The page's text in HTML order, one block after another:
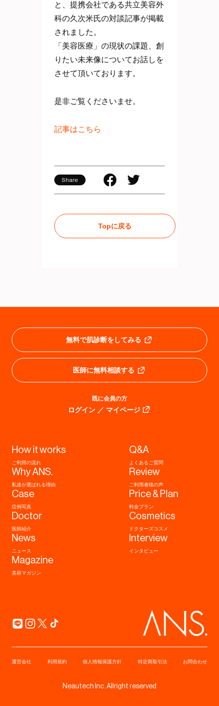
と、提携会社である共立美容外
科の久次米氏の対談記事が掲載
されました。
「美容医療」の現状の課題、創
りたい未来像についてお話しを
させて頂いております。
是非ご覧くださいませ。
記事はこちら
Share
Topに戻る
無料で肌診断をしてみる
医師に無料相談する
既に会員の方
ログイン ／ マイページ
How it works
ご利用の流れ
Q&A
よくあるご質問
Why ANS.
私達が選ばれる理由
Review
ご利用者様の声
Case
症例写真
Price & Plan
料金プラン
Doctor
医師紹介
Cosmetics
ドクターズコスメ
News
ニュース
Interview
インタビュー
Magazine
美容マガジン
運営会社 利用規約 個人情報保護方針 特定商取引法 お問合わせ
Neautech Inc. Allright reserved